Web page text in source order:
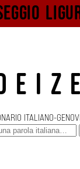
ITALIANO-